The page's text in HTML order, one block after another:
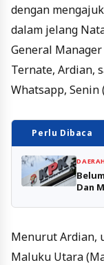
dengan
dalam jelang
General Manager
Ternate, Ardian,
Whatsapp, Senin
Perlu Dibaca
Dan
Menurut Ardian,
Maluku Utara